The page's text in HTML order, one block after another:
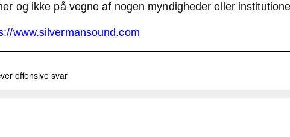
og ikke på vegne af nogen myndigheder eller
www.silvermansound.com